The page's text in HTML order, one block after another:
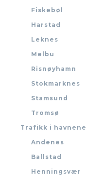
Fiskebøl
Harstad
Leknes
Melbu
Risnøyhamn
Stokmarknes
Stamsund
Tromsø
Trafikk i havnene
Andenes
Ballstad
Henningsvær